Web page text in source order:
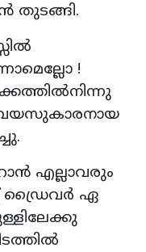
തുടങ്ങി.
!
എല്ലാവരും
ഡ്രൈവർ ഏ